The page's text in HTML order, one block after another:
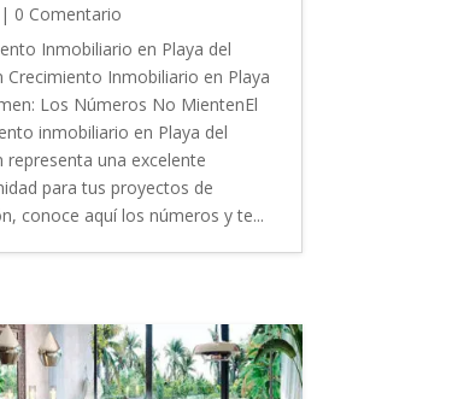
0 Comentario
Inmobiliario en Playa del
Crecimiento Inmobiliario en Playa
Los Números No MientenEl
inmobiliario en Playa del
representa una excelente
para tus proyectos de
conoce aquí los números y te...